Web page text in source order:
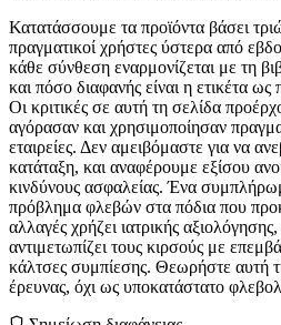
Κατατάσσουμε τα προϊόντα βάσει
πραγματικοί χρήστες ύστερα από
κάθε σύνθεση εναρμονίζεται με τη
και πόσο διαφανής είναι η ετικέτα ως
Οι κριτικές σε αυτή τη σελίδα
αγόρασαν και χρησιμοποίησαν
εταιρείες. Δεν αμειβόμαστε για να
κατάταξη, και αναφέρουμε εξίσου
κινδύνους ασφαλείας. Ένα
πρόβλημα φλεβών στα πόδια που
αλλαγές χρήζει ιατρικής
αντιμετωπίζει τους κιρσούς με
κάλτσες συμπίεσης. Θεωρήστε αυτή
έρευνας, όχι ως υποκατάστατο